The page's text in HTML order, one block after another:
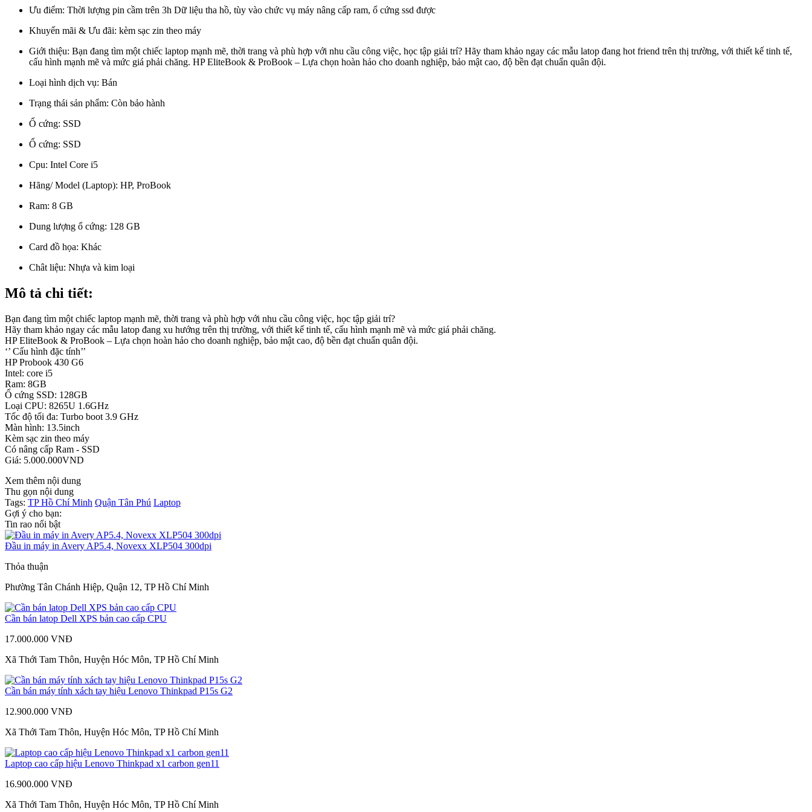
Ưu điểm: Thời lượng pin cầm trên 3h Dữ liệu tha hồ, tùy vào chức vụ máy nâng cấp ram, ổ cứng ssd được
Khuyến mãi & Ưu đãi: kèm sạc zin theo máy
Giới thiệu: Bạn đang tìm một chiếc laptop mạnh mẽ, thời trang và phù hợp với nhu cầu công việc, học tập giải trí? Hãy tham khảo ngay các mẫu latop đang hot friend trên thị trường, với thiết kế tinh tế,
cấu hình mạnh mẽ và mức giá phải chăng. HP EliteBook & ProBook – Lựa chọn hoàn hảo cho doanh nghiệp, bảo mật cao, độ bền đạt chuẩn quân đội.
Loại hình dịch vụ: Bán
Trạng thái sản phẩm: Còn bảo hành
Ổ cứng: SSD
Ổ cứng: SSD
Cpu: Intel Core i5
Hãng/ Model (Laptop): HP, ProBook
Ram: 8 GB
Dung lượng ổ cứng: 128 GB
Card đồ họa: Khác
Chât liệu: Nhựa và kim loại
Mô tả chi tiết:
Bạn đang tìm một chiếc laptop mạnh mẽ, thời trang và phù hợp với nhu cầu công việc, học tập giải trí?
Hãy tham khảo ngay các mẫu latop đang xu hướng trên thị trường, với thiết kế tinh tế, cấu hình mạnh mẽ và mức giá phải chăng.
HP EliteBook & ProBook – Lựa chọn hoàn hảo cho doanh nghiệp, bảo mật cao, độ bền đạt chuẩn quân đội.
‘’ Cấu hình đặc tính’’
HP Probook 430 G6
Intel: core i5
Ram: 8GB
Ổ cứng SSD: 128GB
Loại CPU: 8265U 1.6GHz
Tốc độ tối đa: Turbo boot 3.9 GHz
Màn hình: 13.5inch
Kèm sạc zin theo máy
Có nâng cấp Ram - SSD
Giá: 5.000.000VND
Xem thêm nội dung
Thu gọn nội dung
Tags: TP Hồ Chí Minh Quận Tân Phú Laptop
Gợi ý cho bạn:
Tin rao nổi bật
Đầu in máy in Avery AP5.4, Novexx XLP504 300dpi
Thỏa thuận
Phường Tân Chánh Hiệp, Quận 12, TP Hồ Chí Minh
Cần bán latop Dell XPS bản cao cấp CPU
17.000.000 VNĐ
Xã Thới Tam Thôn, Huyện Hóc Môn, TP Hồ Chí Minh
Cần bán máy tính xách tay hiệu Lenovo Thinkpad P15s G2
12.900.000 VNĐ
Xã Thới Tam Thôn, Huyện Hóc Môn, TP Hồ Chí Minh
Laptop cao cấp hiệu Lenovo Thinkpad x1 carbon gen11
16.900.000 VNĐ
Xã Thới Tam Thôn, Huyện Hóc Môn, TP Hồ Chí Minh